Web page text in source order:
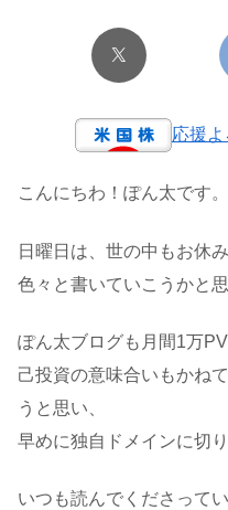
応援よ
こんにちわ！ぽん太です。
日曜日は、世の中もお休
色々と書いていこうかと思
ぽん太ブログも月間1万
己投資の意味合いもかね
うと思い、
早めに独自ドメインに切
いつも読んでくださって